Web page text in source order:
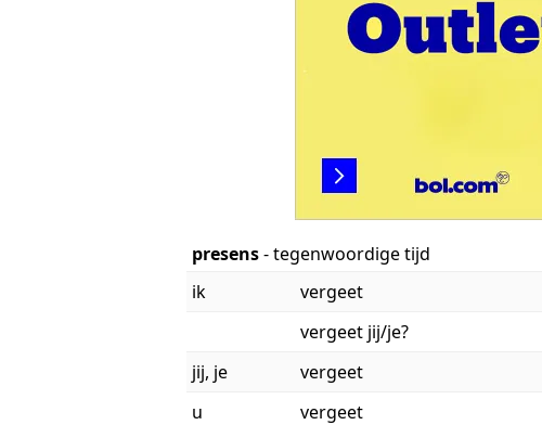
presens- tegenwoordige tijd
ik
vergeet
vergeet jij/je?
jij, je
vergeet
u
vergeet